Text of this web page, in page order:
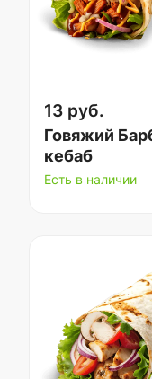
13 руб.
Говяжий
кебаб
Есть в наличии